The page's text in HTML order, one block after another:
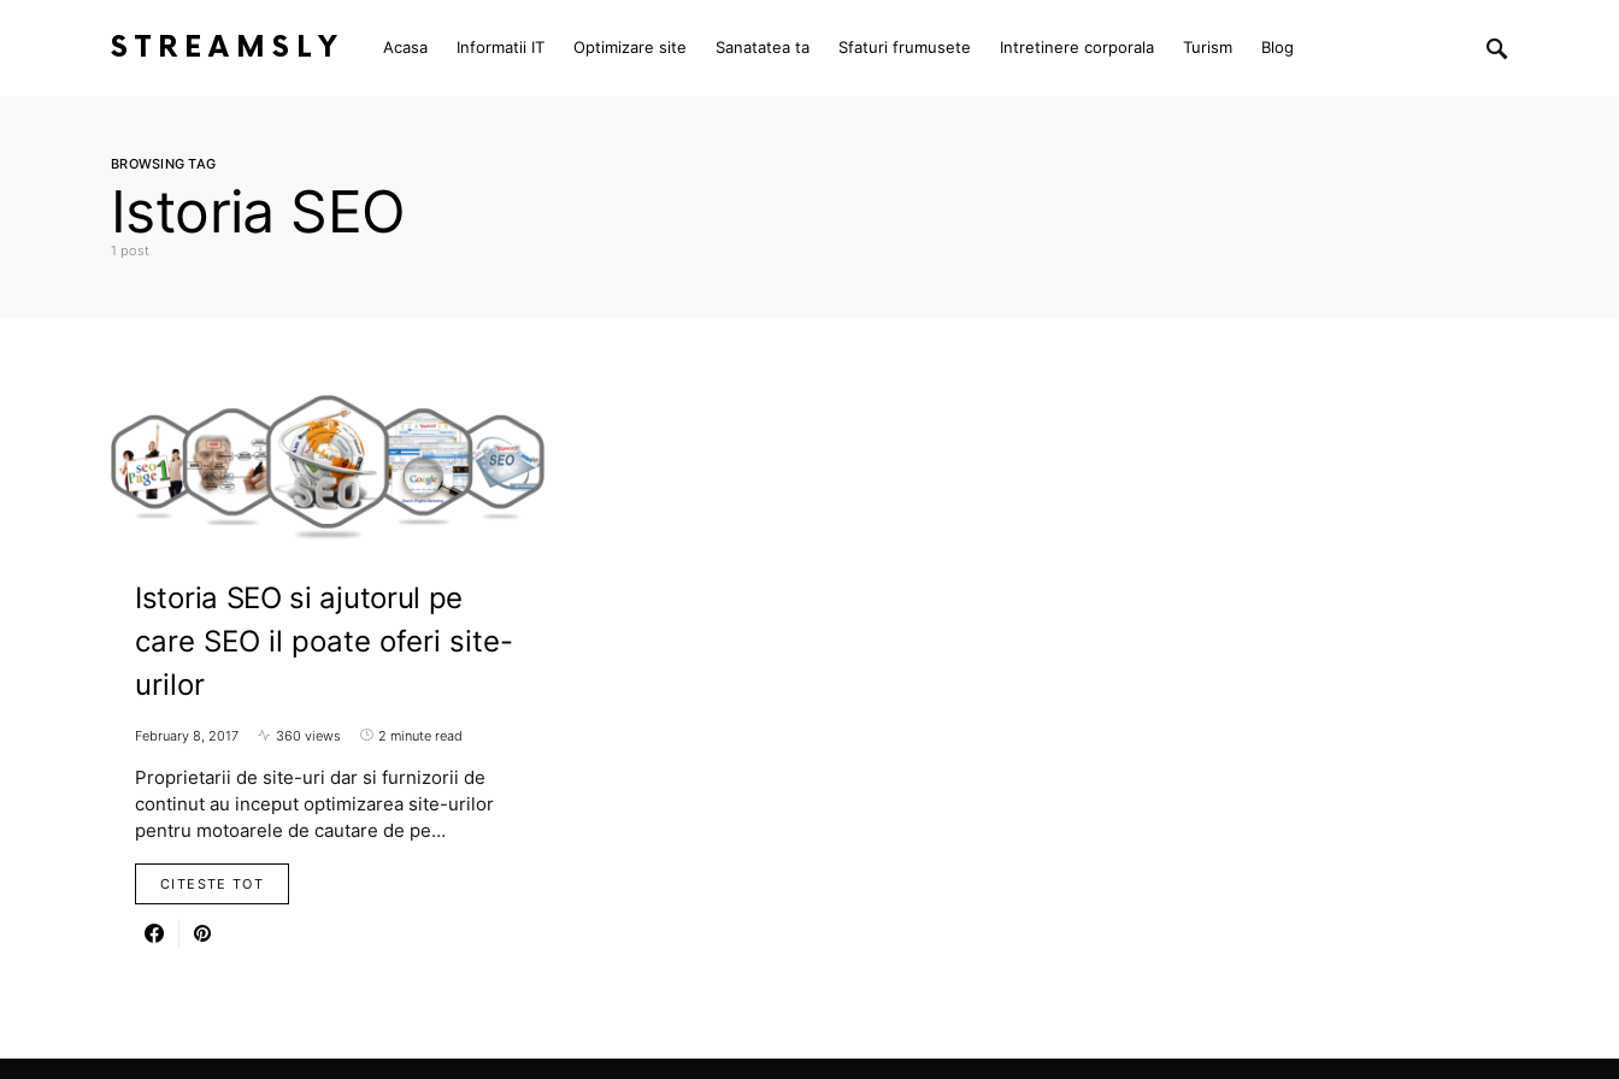
STREAMSLY Acasa Informatii IT Optimizare site Sanatatea ta Sfaturi frumusete Intretinere corporala Turism Blog
BROWSING TAG
Istoria SEO
1 post
Istoria SEO si ajutorul pe
care SEO il poate oferi site-
urilor
February 8, 2017 360 views 2 minute read
Proprietarii de site-uri dar si furnizorii de
continut au inceput optimizarea site-urilor
pentru motoarele de cautare de pe…
CITESTE TOT